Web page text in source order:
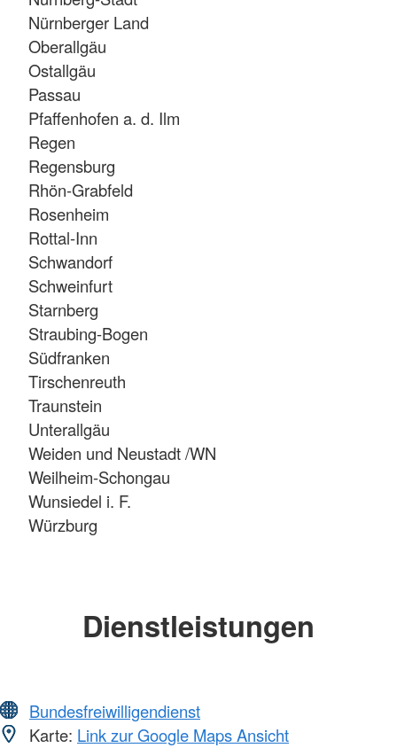
Nürnberger Land
Oberallgäu
Ostallgäu
Passau
Pfaffenhofen a. d. Ilm
Regen
Regensburg
Rhön-Grabfeld
Rosenheim
Rottal-Inn
Schwandorf
Schweinfurt
Starnberg
Straubing-Bogen
Südfranken
Tirschenreuth
Traunstein
Unterallgäu
Weiden und Neustadt /WN
Weilheim-Schongau
Wunsiedel i. F.
Würzburg
Dienstleistungen
Bundesfreiwilligendienst
Karte: Link zur Google Maps Ansicht